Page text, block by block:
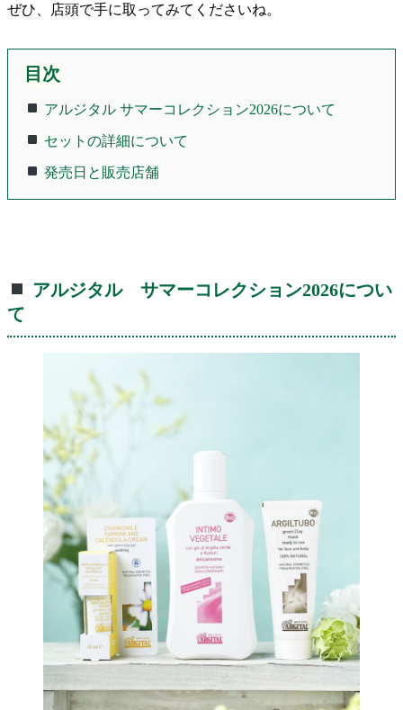
ぜひ、店頭で手に取ってみてくださいね。
目次
アルジタル サマーコレクション2026について
セットの詳細について
発売日と販売店舗
アルジタル サマーコレクション2026につい
て